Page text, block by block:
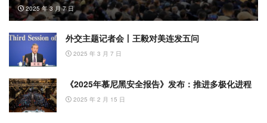
2025 年 3 月 7 日
外交主题记者会丨王毅对美连发五问
2025 年 3 月 7 日
《2025年慕尼黑安全报告》发布：推进多极化进程
2025 年 2 月 15 日